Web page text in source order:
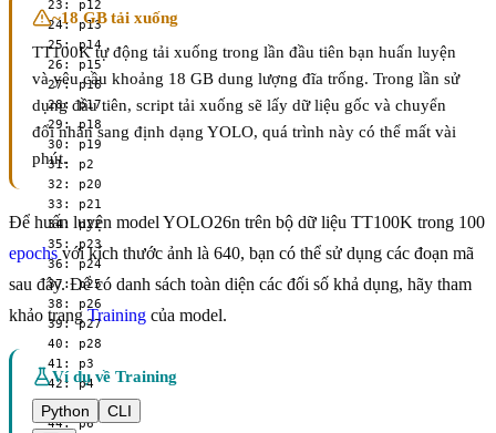
  23: p12
  24: p13
  25: p14
  26: p15
  27: p16
  28: p17
  29: p18
  30: p19
  31: p2
  32: p20
  33: p21
  34: p22
  35: p23
  36: p24
  37: p25
  38: p26
  39: p27
  40: p28
  41: p3
  42: p4
  43: p5
  44: p6
~18 GB tải xuống
TT100K tự động tải xuống trong lần đầu tiên bạn huấn luyện
và yêu cầu khoảng 18 GB dung lượng đĩa trống. Trong lần sử
dụng đầu tiên, script tải xuống sẽ lấy dữ liệu gốc và chuyển
đổi nhãn sang định dạng YOLO, quá trình này có thể mất vài
phút.
Để huấn luyện model YOLO26n trên bộ dữ liệu TT100K trong 100
epochsvới kích thước ảnh là 640, bạn có thể sử dụng các đoạn mã
sau đây. Để có danh sách toàn diện các đối số khả dụng, hãy tham
khảo trang Training của model.
Ví dụ về Training
Python
CLI